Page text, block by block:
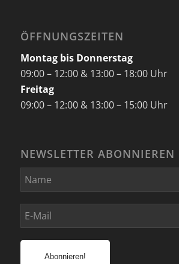
ÖFFNUNGSZEITEN
Montag bis Donnerstag
09:00 – 12:00 & 13:00 – 18:00 Uhr
Freitag
09:00 – 12:00 & 13:00 – 15:00 Uhr
NEWSLETTER ABONNIEREN